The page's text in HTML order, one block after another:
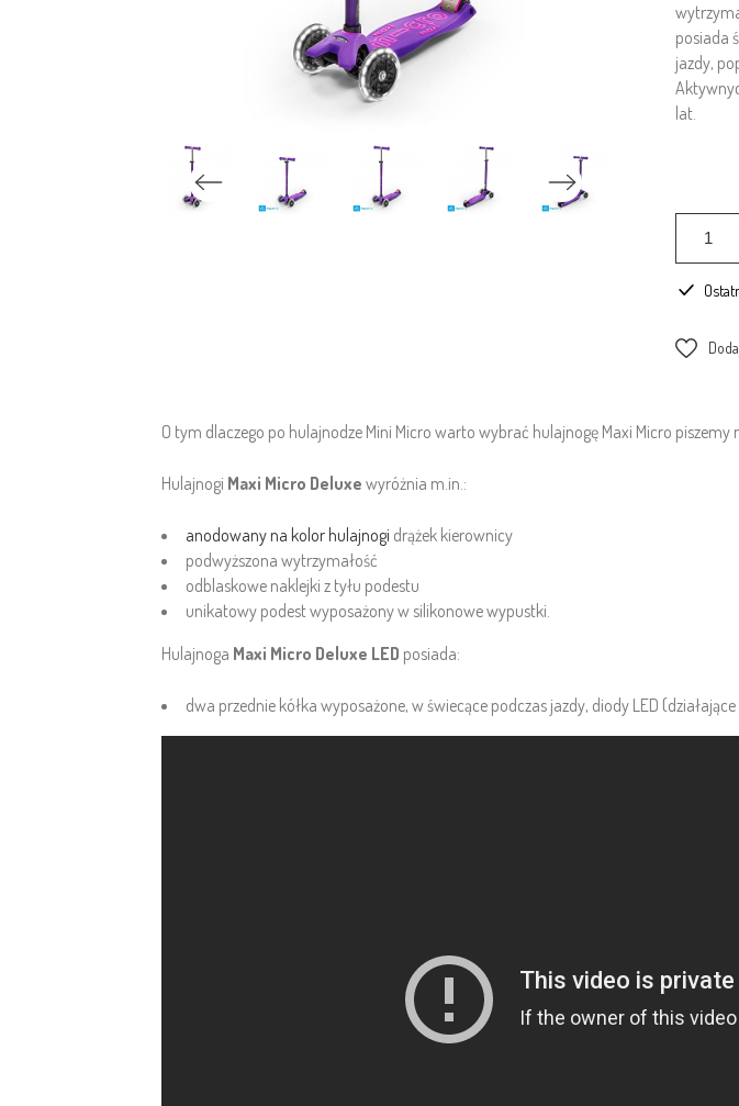
posiada
jazdy,
lat.
O tym dlaczego po hulajnodze Mini Micro warto wybrać hulajnogę Maxi Micro piszemy
Hulajnogi Maxi Micro Deluxe wyróżnia m.in.:
anodowany na kolor hulajnogi drążek kierownicy
podwyższona wytrzymałość
odblaskowe naklejki z tyłu podestu
unikatowy podest wyposażony w silikonowe wypustki.
Hulajnoga Maxi Micro Deluxe LED posiada:
dwa przednie kółka wyposażone, w świecące podczas jazdy, diody LED